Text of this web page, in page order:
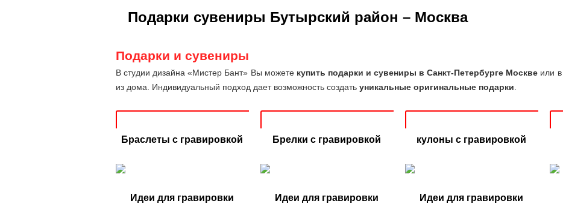
Подарки сувениры Бутырский район – Москва
Подарки и сувениры
В студии дизайна «Мистер Бант» Вы можете купить подарки и сувениры в Санкт-Петербурге Москве или
из дома. Индивидуальный подход дает возможность создать уникальные оригинальные подарки
Браслеты с гравировкой
Идеи для гравировки
Брелки с гравировкой
Идеи для гравировки
кулоны с гравировкой
Идеи для гравировки